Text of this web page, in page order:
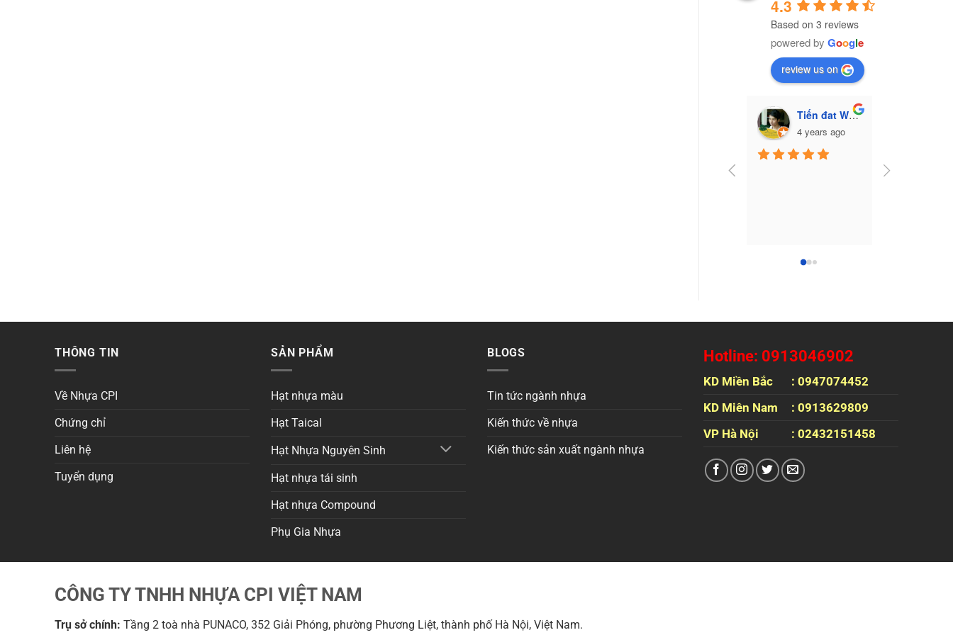
4.3
Based on 3 reviews
powered by Google
review us on
Tiến đat Wasabi (Cú mèo)
4 years ago
Công ty
THÔNG TIN
Về Nhựa CPI
Chứng chỉ
Liên hệ
Tuyển dụng
SẢN PHẨM
Hạt nhựa màu
Hạt Taical
Hạt Nhựa Nguyên Sinh
Hạt nhựa tái sinh
Hạt nhựa Compound
Phụ Gia Nhựa
BLOGS
Tin tức ngành nhựa
Kiến thức về nhựa
Kiến thức sản xuất ngành nhựa
Hotline: 0913046902
KD Miền Bắc
: 0947074452
KD Miên Nam
: 0913629809
VP Hà Nội
: 02432151458
CÔNG TY TNHH NHỰA CPI VIỆT NAM
Trụ sở chính: Tầng 2 toà nhà PUNACO, 352 Giải Phóng, phường Phương Liệt, thành phố Hà Nội, Việt Nam.